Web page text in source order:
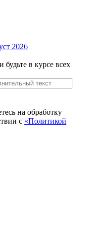
2026
в курсе всех
на обработку
с «Политикой